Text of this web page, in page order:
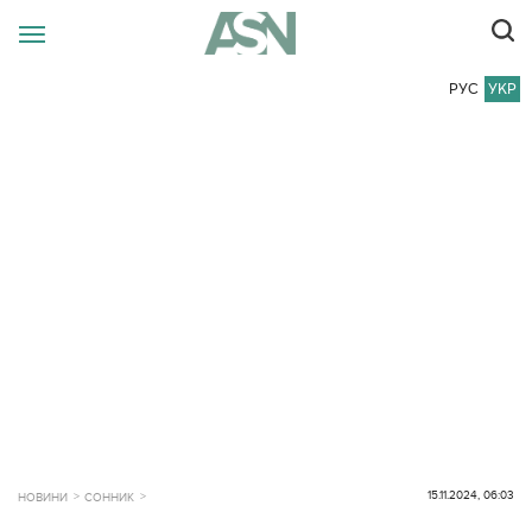
РУС УКР
НОВИНИ СОННИК 15.11.2024, 06:03